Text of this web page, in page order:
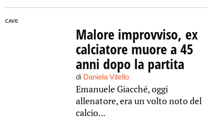
CAVE
Malore improvviso, ex
calciatore muore a 45
anni dopo la partita
di Daniela Vitello
Emanuele Giacché, oggi
allenatore, era un volto noto del
calcio...